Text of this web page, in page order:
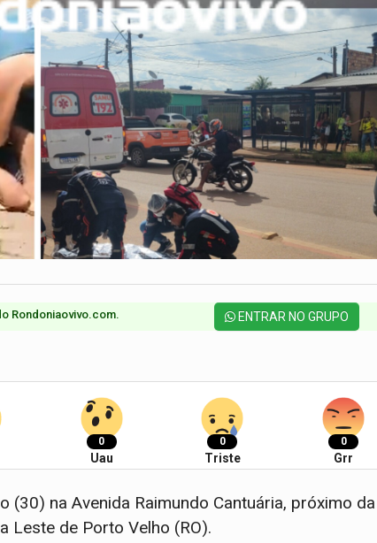
Rondoniaovivo.com.​ ENTRAR NO GRUPO
0
Uau
0
Triste
0
Grr
na Avenida Raimundo Cantuária, próximo da
Leste de Porto Velho (RO).